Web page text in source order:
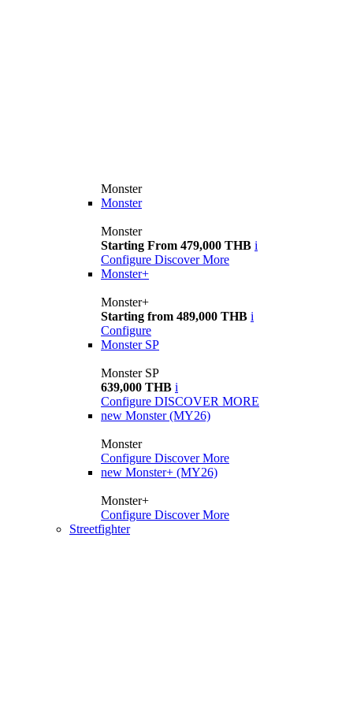
Monster
Monster
Monster
Starting From 479,000 THB i
Configure Discover More
Monster+
Monster+
Starting from 489,000 THB i
Configure
Monster SP
Monster SP
639,000 THB i
Configure DISCOVER MORE
new Monster (MY26)
Monster
Configure Discover More
new Monster+ (MY26)
Monster+
Configure Discover More
Streetfighter